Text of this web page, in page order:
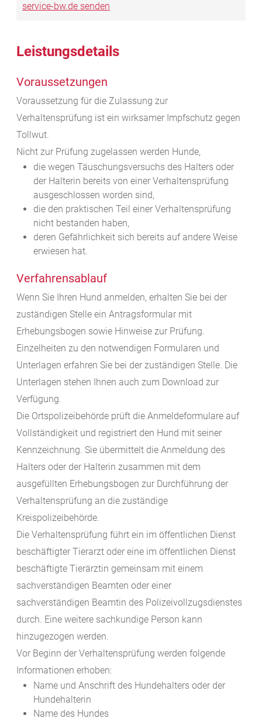
service-bw.de senden
Leistungsdetails
Voraussetzungen
Voraussetzung für die Zulassung zur
Verhaltensprüfung ist ein wirksamer Impfschutz gegen
Tollwut.
Nicht zur Prüfung zugelassen werden Hunde,
die wegen Täuschungsversuchs des Halters oder
der Halterin bereits von einer Verhaltensprüfung
ausgeschlossen worden sind,
die den praktischen Teil einer Verhaltensprüfung
nicht bestanden haben,
deren Gefährlichkeit sich bereits auf andere Weise
erwiesen hat.
Verfahrensablauf
Wenn Sie Ihren Hund anmelden, erhalten Sie bei der
zuständigen Stelle ein Antragsformular mit
Erhebungsbogen sowie Hinweise zur Prüfung.
Einzelheiten zu den notwendigen Formularen und
Unterlagen erfahren Sie bei der zuständigen Stelle. Die
Unterlagen stehen Ihnen auch zum Download zur
Verfügung.
Die Ortspolizeibehörde prüft die Anmeldeformulare auf
Vollständigkeit und registriert den Hund mit seiner
Kennzeichnung. Sie übermittelt die Anmeldung des
Halters oder der Halterin zusammen mit dem
ausgefüllten Erhebungsbogen zur Durchführung der
Verhaltensprüfung an die zuständige
Kreispolizeibehörde.
Die Verhaltensprüfung führt ein im öffentlichen Dienst
beschäftigter Tierarzt oder eine im öffentlichen Dienst
beschäftigte Tierärztin gemeinsam mit einem
sachverständigen Beamten oder einer
sachverständigen Beamtin des Polizeivollzugsdienstes
durch. Eine weitere sachkundige Person kann
hinzugezogen werden.
Vor Beginn der Verhaltensprüfung werden folgende
Informationen erhoben:
Name und Anschrift des Hundehalters oder der
Hundehalterin
Name des Hundes